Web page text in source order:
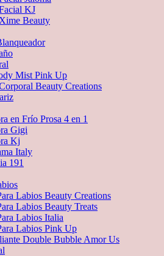
KJ
Beauty
Mist Pink Up
Beauty Creations
en Frío Prosa 4 en 1
Gigi
Kj
Italy
191
Labios Beauty Creations
Labios Beauty Treats
Labios Italia
Labios Pink Up
Double Bubble Amor Us